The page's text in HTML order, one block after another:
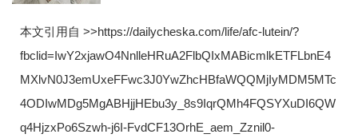
本文引用自 >>https://dailycheska.com/life/afc-lutein/?
fbclid=IwY2xjawO4NnlleHRuA2FlbQIxMABicmlkETFLbnE4
MXlvN0J3emUxeFFwc3J0YwZhcHBfaWQQMjIyMDM5MTc
4ODIwMDg5MgABHjjHEbu3y_8s9IqrQMh4FQSYXuDI6QW
q4HjzxPo6Szwh-j6I-FvdCF13OrhE_aem_Zznil0-